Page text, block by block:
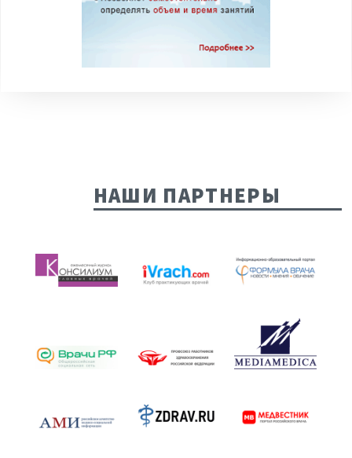
НАШИ ПАРТНЕРЫ